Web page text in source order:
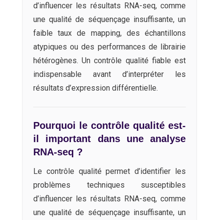
d’influencer les résultats RNA-seq, comme
une qualité de séquençage insuffisante, un
faible taux de mapping, des échantillons
atypiques ou des performances de librairie
hétérogènes. Un contrôle qualité fiable est
indispensable avant d’interpréter les
résultats d’expression différentielle.
Pourquoi le contrôle qualité est-
il important dans une analyse
RNA-seq ?
Le contrôle qualité permet d’identifier les
problèmes techniques susceptibles
d’influencer les résultats RNA-seq, comme
une qualité de séquençage insuffisante, un